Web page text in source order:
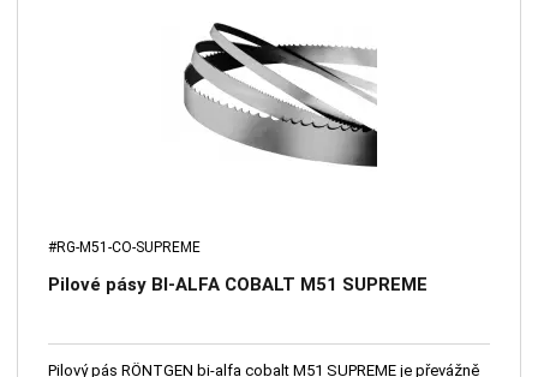
#RG-M51-CO-SUPREME
Pilové pásy BI-ALFA COBALT M51 SUPREME
Pilový pás RÖNTGEN bi-alfa cobalt M51 SUPREME je převážně